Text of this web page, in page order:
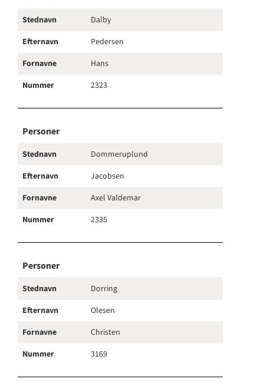
Stednavn
Dalby
Efternavn
Pedersen
Fornavne
Hans
Nummer
2323
Personer
Stednavn
Dommeruplund
Efternavn
Jacobsen
Fornavne
Axel Valdemar
Nummer
2335
Personer
Stednavn
Dorring
Efternavn
Olesen
Fornavne
Christen
Nummer
3169